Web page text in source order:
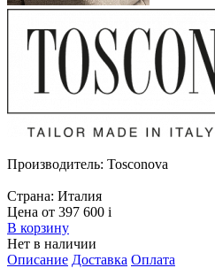
Производитель: Tosconova
Страна: Италия
Цена от 397 600 i
В корзину
Нет в наличии
Описание Доставка Оплата